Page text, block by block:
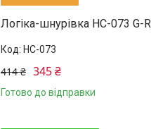
Логіка-шнурівка HC-073 G-
HC-073
414 ₴ 345 ₴
Готово до відправки